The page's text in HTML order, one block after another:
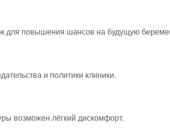
для повышения шансов на будущую
и политики клиники.
возможен лёгкий дискомфорт.